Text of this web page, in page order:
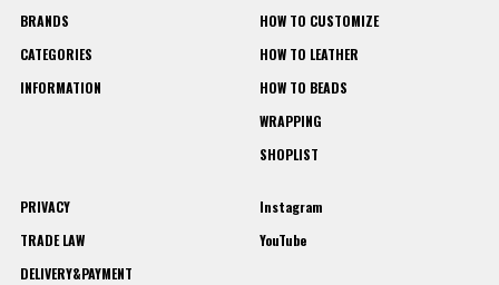
BRANDS
CATEGORIES
INFORMATION
HOW TO CUSTOMIZE
HOW TO LEATHER
HOW TO BEADS
WRAPPING
SHOPLIST
PRIVACY
TRADE LAW
DELIVERY&PAYMENT
Instagram
YouTube